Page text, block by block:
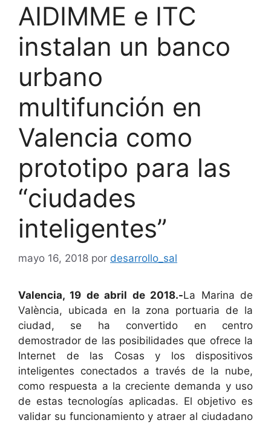
AIDIMME e ITC
instalan un banco
urbano
multifunción en
Valencia como
prototipo para las
“ciudades
inteligentes”
mayo 16, 2018 por desarrollo_sal
Valencia, 19 de abril de 2018.-La Marina de
València, ubicada en la zona portuaria de la
ciudad, se ha convertido en centro
demostrador de las posibilidades que ofrece la
Internet de las Cosas y los dispositivos
inteligentes conectados a través de la nube,
como respuesta a la creciente demanda y uso
de estas tecnologías aplicadas. El objetivo es
validar su funcionamiento y atraer al ciudadano